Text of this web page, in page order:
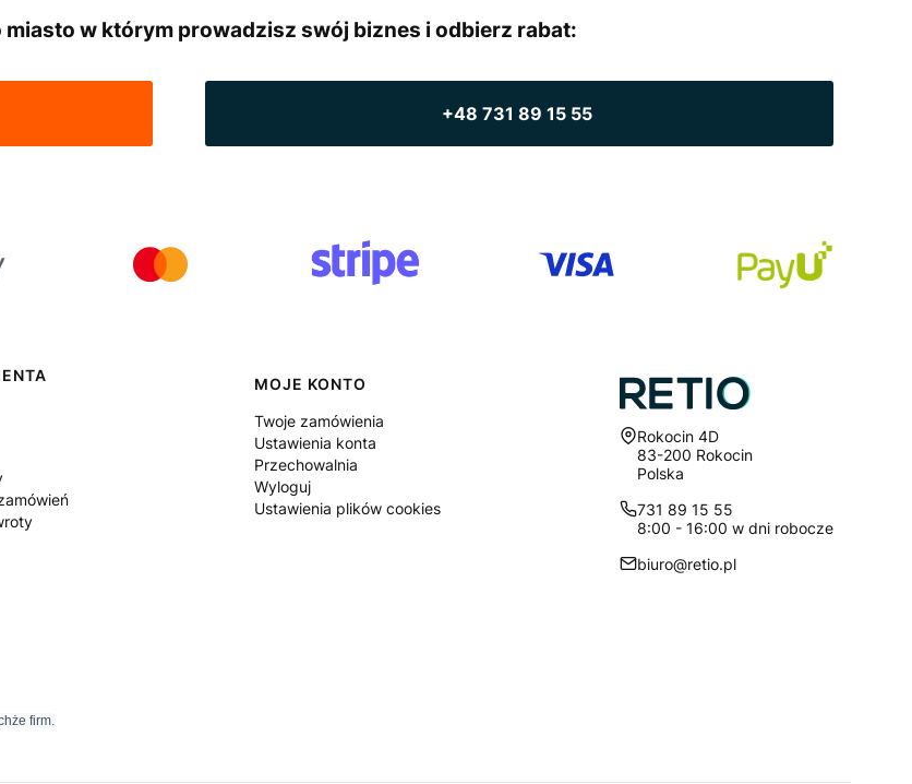
w którym prowadzisz swój biznes i odbierz rabat:
+48 731 89 15 55
MOJE KONTO
Twoje zamówienia
Ustawienia konta
Przechowalnia
Wyloguj
Ustawienia plików cookies
Adres:
Rokocin 4D
83-200 Rokocin
Polska
731 89 15 55
8:00 - 16:00 w dni robocze
biuro@retio.pl
firm.